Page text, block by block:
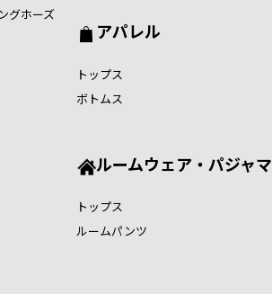
グホーズ
アパレル
トップス
ボトムス
ルームウェア・パジャマ
トップス
ルームパンツ